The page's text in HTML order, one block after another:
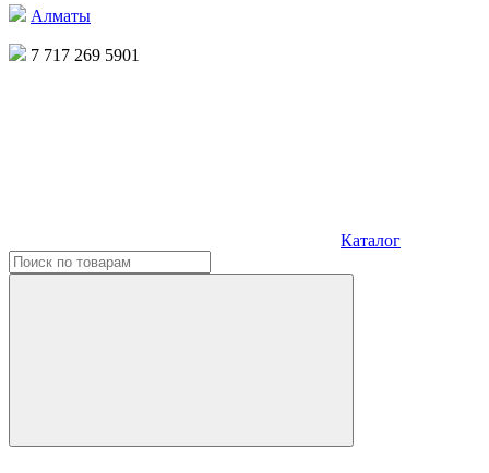
Алматы
7 717 269 5901
Каталог